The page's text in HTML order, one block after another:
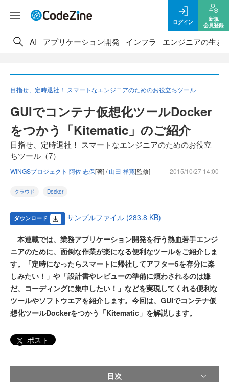
ログイン
新規
会員登録
AI アプリケーション開発 インフラ エンジニアの生き
目指せ、定時退社！ スマートなエンジニアのためのお役立ちツール
GUIでコンテナ仮想化ツールDocker
をつかう「Kitematic」のご紹介
目指せ、定時退社！ スマートなエンジニアのためのお役立
ちツール（7）
WINGSプロジェクト 阿佐 志保[著] /山田 祥寛[監修] 2015/10/27 14:00
クラウド Docker
ダウンロード サンプルファイル (283.8 KB)
本連載では、業務アプリケーション開発を行う熱血若手エンジ
ニアのために、面倒な作業が楽になる便利なツールをご紹介しま
す。「定時になったらスマートに帰社してアフター5を存分に楽
しみたい！」や「設計書やレビューの準備に煩わされるのは嫌
だ、コーディングに集中したい！」などを実現してくれる便利な
ツールやソフトウエアを紹介します。今回は、GUIでコンテナ仮
想化ツールDockerをつかう「Kitematic」を解説します。
ポスト
目次